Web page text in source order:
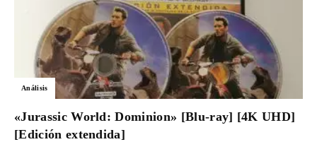
Análisis
«Jurassic World: Dominion» [Blu-ray] [4K UHD]
[Edición extendida]